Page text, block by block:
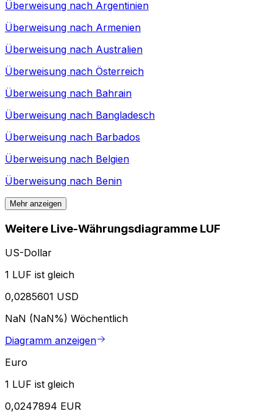
Überweisung nach Argentinien
Überweisung nach Armenien
Überweisung nach Australien
Überweisung nach Österreich
Überweisung nach Bahrain
Überweisung nach Bangladesch
Überweisung nach Barbados
Überweisung nach Belgien
Überweisung nach Benin
Mehr anzeigen
Weitere Live-Währungsdiagramme LUF
US-Dollar
1 LUF ist gleich
0,0285601 USD
NaN (NaN%) Wöchentlich
Diagramm anzeigen
Euro
1 LUF ist gleich
0,0247894 EUR